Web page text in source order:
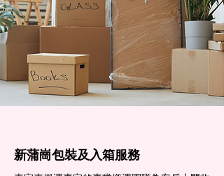
新蒲崗包裝及入箱服務